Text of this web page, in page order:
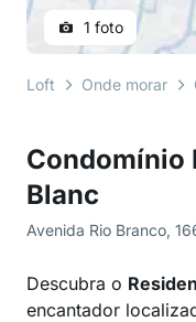
Condomínio
Blanc
Avenida Rio Branco,
Descubra o
encantador
1 foto
Loft Onde morar